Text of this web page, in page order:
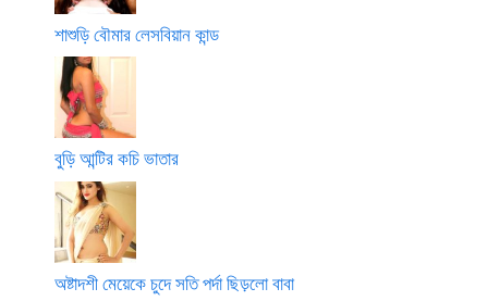
শাশুড়ি বৌমার লেসবিয়ান কান্ড
বুড়ি আন্টির কচি ভাতার
অষ্টাদশী মেয়েকে চুদে সতি পর্দা ছিড়লো বাবা